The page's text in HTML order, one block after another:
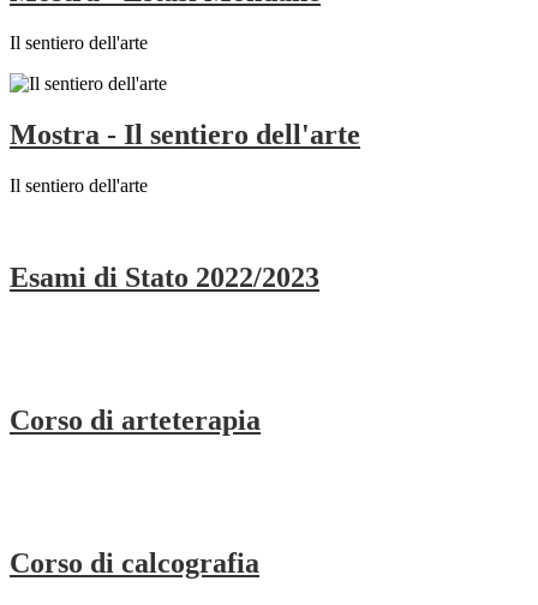
Il sentiero dell'arte
Mostra - Il sentiero dell'arte
Il sentiero dell'arte
Esami di Stato 2022/2023
Corso di arteterapia
Corso di calcografia